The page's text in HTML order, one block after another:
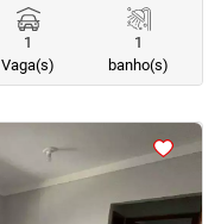
1
Vaga(s)
1
banho(s)